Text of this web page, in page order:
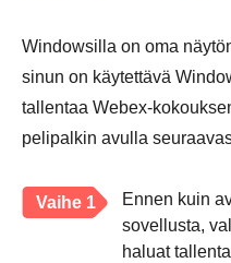
Windowsilla on oma
sinun on käytettävä
tallentaa Webex-
pelipalkin avulla
Vaihe 1 Ennen kuin
sovellusta,
haluat